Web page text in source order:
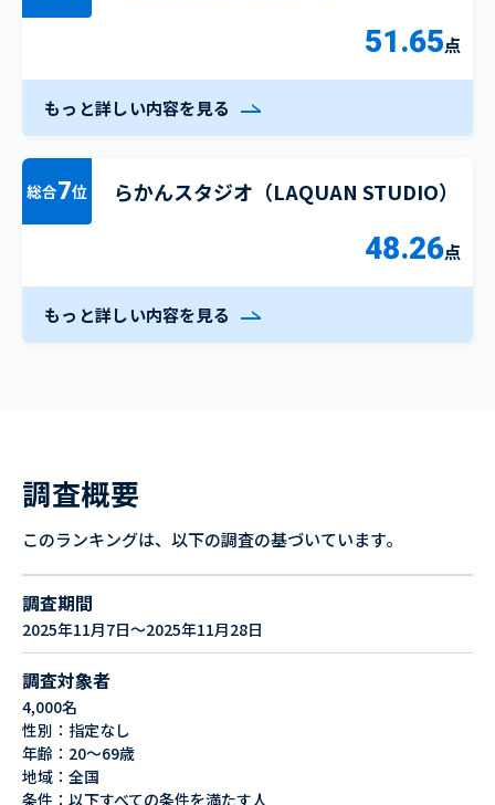
51.65点
もっと詳しい内容を見る
総合7位 らかんスタジオ（LAQUAN STUDIO）
48.26点
もっと詳しい内容を見る
調査概要
このランキングは、以下の調査の基づいています。
調査期間
2025年11月7日～2025年11月28日
調査対象者
4,000名
性別：指定なし
年齢：20～69歳
地域：全国
条件：以下すべての条件を満たす人